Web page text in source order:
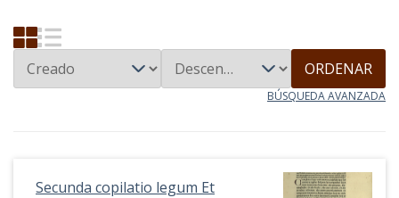
ORDENAR
BÚSQUEDA AVANZADA
Secunda copilatio legum Et